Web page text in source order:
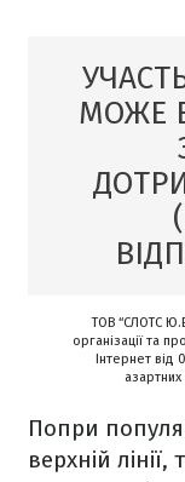
МОЖЕ
ТОВ “СЛОТС
організації та
Інтернет від
Попри
верхній